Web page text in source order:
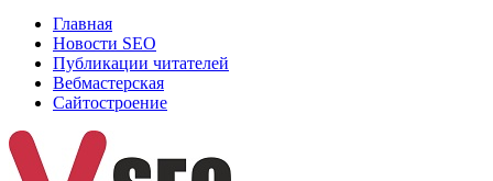
Главная
Новости SEO
Публикации читателей
Вебмастерская
Сайтостроение